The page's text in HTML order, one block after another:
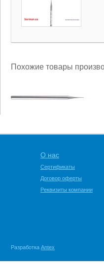
Похожие товары
О нас
Сертификаты
Договор оферты
Реквизиты компании
Разработка Antex